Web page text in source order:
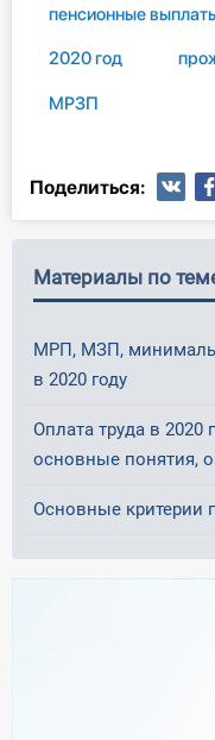
пенсионные
2020 год
МРЗП
Поделиться:
Материалы по
МРП, МЗП,
в 2020 году
Оплата труда в 2020
основные понятия,
Основные критерии